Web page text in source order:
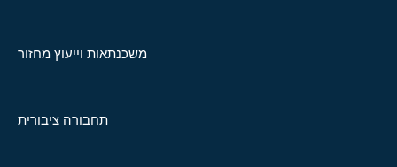
משכנתאות וייעוץ מחזור
תחבורה ציבורית